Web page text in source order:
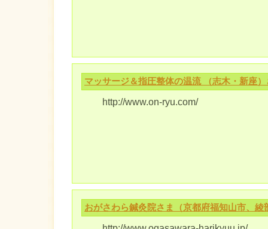
マッサージ＆指圧整体の温流 （志木・新座
http://www.on-ryu.com/
おがさわら鍼灸院さま（京都府福知山市、綾